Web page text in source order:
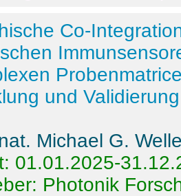
Co-
und
Michael G.
01.01.2025-
Photonik